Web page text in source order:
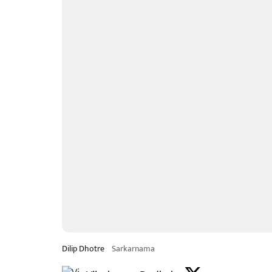
Dilip Dhotre Sarkarnama